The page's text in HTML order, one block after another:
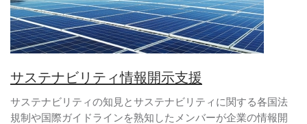
サステナビリティ情報開示支援
サステナビリティの知見とサステナビリティに関する各国法
規制や国際ガイドラインを熟知したメンバーが企業の情報開